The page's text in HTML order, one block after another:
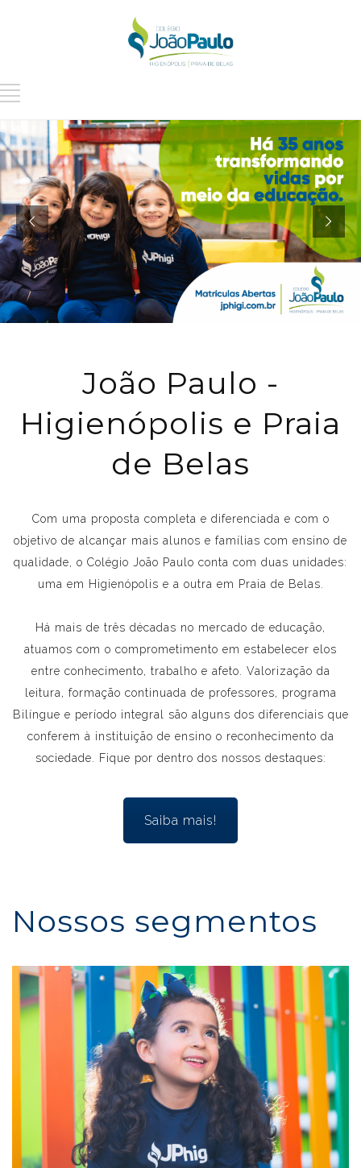
João Paulo -
Higienópolis e Praia
de Belas
Com uma proposta completa e diferenciada e com o
objetivo de alcançar mais alunos e famílias com ensino de
qualidade, o Colégio João Paulo conta com duas unidades:
uma em Higienópolis e a outra em Praia de Belas.
Há mais de três décadas no mercado de educação,
atuamos com o comprometimento em estabelecer elos
entre conhecimento, trabalho e afeto. Valorização da
leitura, formação continuada de professores, programa
Bilíngue e período integral são alguns dos diferenciais que
conferem à instituição de ensino o reconhecimento da
sociedade. Fique por dentro dos nossos destaques:
Saiba mais!
Nossos segmentos